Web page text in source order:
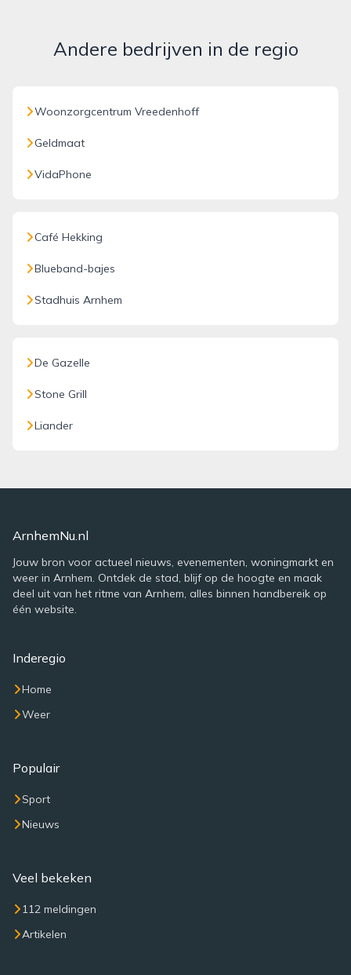
Andere bedrijven in de regio
Woonzorgcentrum Vreedenhoff
Geldmaat
VidaPhone
Café Hekking
Blueband-bajes
Stadhuis Arnhem
De Gazelle
Stone Grill
Liander
ArnhemNu.nl
Jouw bron voor actueel nieuws, evenementen, woningmarkt en
weer in Arnhem. Ontdek de stad, blijf op de hoogte en maak
deel uit van het ritme van Arnhem, alles binnen handbereik op
één website.
Inderegio
Home
Weer
Populair
Sport
Nieuws
Veel bekeken
112 meldingen
Artikelen